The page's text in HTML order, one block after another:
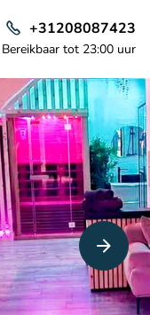
+31208087423
Bereikbaar tot 23:00 uur